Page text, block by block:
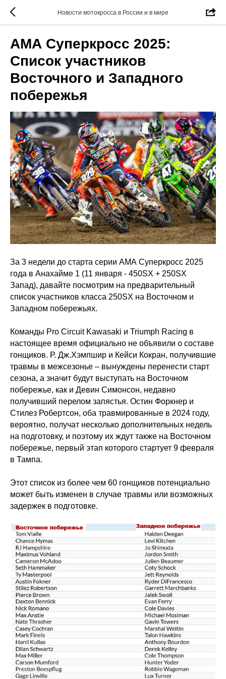
Новости мотокросса в России и в мире
АМА Суперкросс 2025:
Список участников
Восточного и Западного
побережья
За 3 недели до старта серии АМА Суперкросс 2025
года в Анахайме 1 (11 января - 450SX + 250SX
Запад), давайте посмотрим на предварительный
список участников класса 250SX на Восточном и
Западном побережьях.
Команды Pro Circuit Kawasaki и Triumph Racing в
настоящее время официально не объявили о составе
гонщиков. Р. Дж.Хэмпшир и Кейси Кокран, получившие
травмы в межсезонье – вынуждены перенести старт
сезона, а значит будут выступать на Восточном
побережье, как и Девин Симонсон, недавно
получивший перелом запястья. Остин Форкнер и
Стилез Робертсон, оба травмированные в 2024 году,
вероятно, получат несколько дополнительных недель
на подготовку, и поэтому их ждут также на Восточном
побережье, первый этап которого стартует 9 февраля
в Тампа.
Этот список из более чем 60 гонщиков потенциально
может быть изменен в случае травмы или возможных
задержек в подготовке.